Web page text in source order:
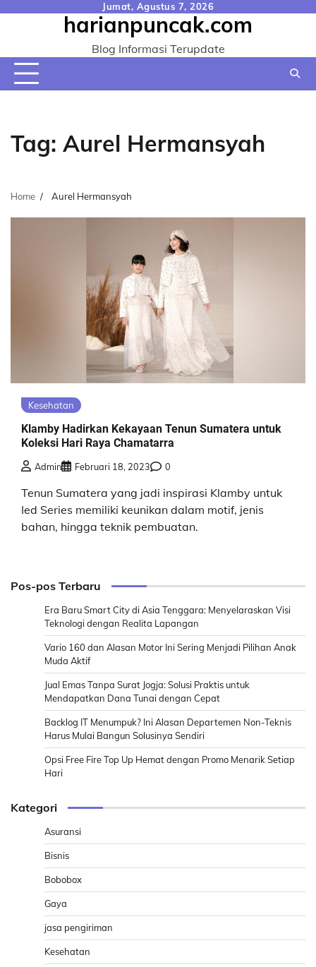
Jumat, Agustus 7, 2026
harianpuncak.com
Blog Informasi Terupdate
Tag: Aurel Hermansyah
Home Aurel Hermansyah
Kesehatan
Klamby Hadirkan Kekayaan Tenun Sumatera untuk
Koleksi Hari Raya Chamatarra
Admin Februari 18, 2023 0
Tenun Sumatera yang jadi inspirasi Klamby untuk
Ied Series memiliki keunikan dalam motif, jenis
bahan, hingga teknik pembuatan.
Pos-pos Terbaru
Era Baru Smart City di Asia Tenggara: Menyelaraskan Visi
Teknologi dengan Realita Lapangan
Vario 160 dan Alasan Motor Ini Sering Menjadi Pilihan Anak
Muda Aktif
Jual Emas Tanpa Surat Jogja: Solusi Praktis untuk
Mendapatkan Dana Tunai dengan Cepat
Backlog IT Menumpuk? Ini Alasan Departemen Non-Teknis
Harus Mulai Bangun Solusinya Sendiri
Opsi Free Fire Top Up Hemat dengan Promo Menarik Setiap
Hari
Kategori
Asuransi
Bisnis
Bobobox
Gaya
jasa pengiriman
Kesehatan